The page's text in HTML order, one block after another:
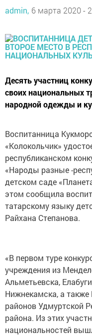
admin, 6 марта 2020 -
Десять участниц
своих национальных
народной одежды и
Воспитанница
«Колокольчик»
республиканском
«Народы разные -
детском саде
этом сообщила
татарскому языку
Райхана Степанова.
«В первом туре
учреждения из
Альметьевска,
Нижнекамска, а также
районов Удмуртской
района. Из этих
национальностей